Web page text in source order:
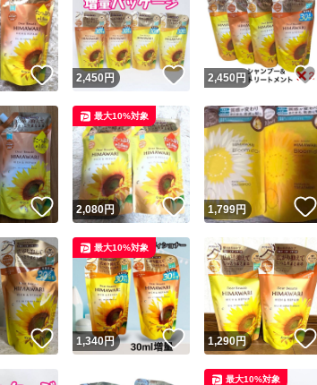
いいね！
2,450 円 いいね！
2,450 円
いいね！
2,080円 いいね！
最大10%対象
1,799円
いいね！
1,340円 いいね！
最大10%対象
1,290円
最大10%対象